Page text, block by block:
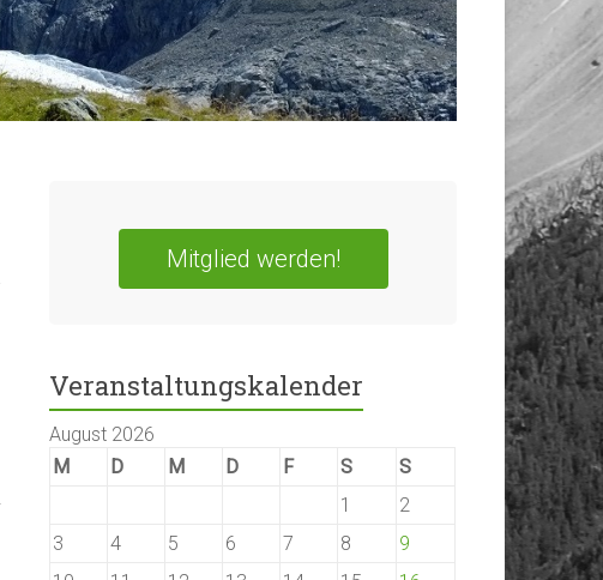
Mitglied werden!
Veranstaltungskalender
August 2026
M
D M D F S
S
1
2
3
4 5 6 7 8
9